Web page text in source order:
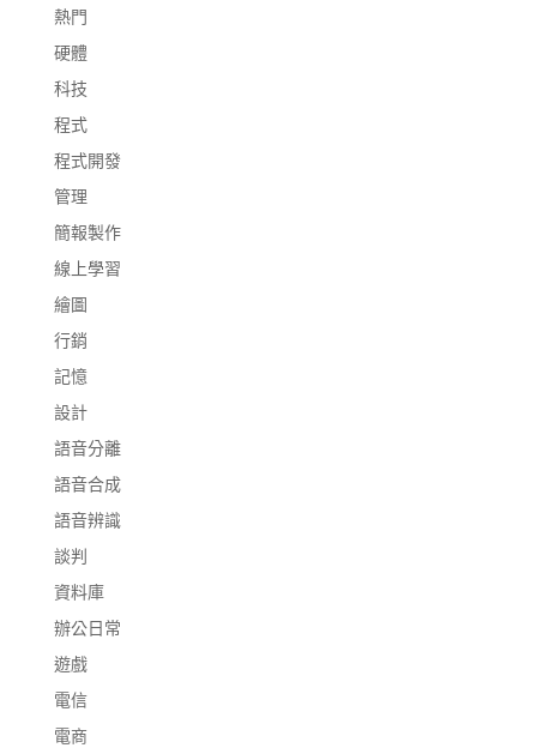
熱門
硬體
科技
程式
程式開發
管理
簡報製作
線上學習
繪圖
行銷
記憶
設計
語音分離
語音合成
語音辨識
談判
資料庫
辦公日常
遊戲
電信
電商